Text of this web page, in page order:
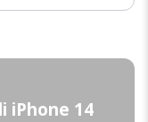
iPhone 14